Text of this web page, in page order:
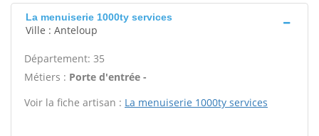
La menuiserie 1000ty services
Ville : Anteloup
Département: 35
Métiers : Porte d'entrée -
Voir la fiche artisan : La menuiserie 1000ty services